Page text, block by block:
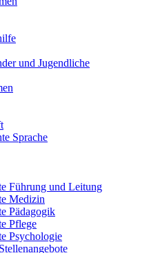
und Jugendliche
Sprache
Führung und Leitung
Medizin
Pädagogik
Pflege
Psychologie